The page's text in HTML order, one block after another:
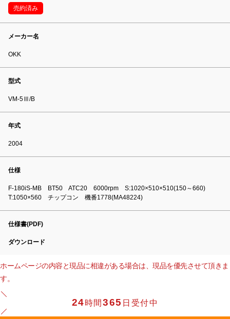
売約済み
メーカー名
OKK
型式
VM-5Ⅲ/B
年式
2004
仕様
F-180iS-MB BT50 ATC20 6000rpm S:1020×510×510(150～660)
T:1050×560 チップコン 機番1778(MA48224)
仕様書(PDF)
ダウンロード
ホームページの内容と現品に相違がある場合は、現品を優先させて頂きま
す。
24時間365 日受付中